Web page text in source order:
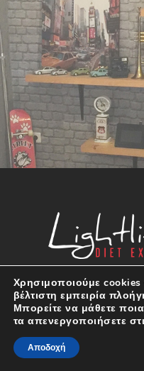
Call Us (+30)
Ωράριο
Δευτέρα-
κατόπιν
Send an Email
Χρησιμοποιούμε
βέλτιστη εμπειρία
Μπορείτε να μάθετε
τα απενεργοποιήσετε
Αποδοχή